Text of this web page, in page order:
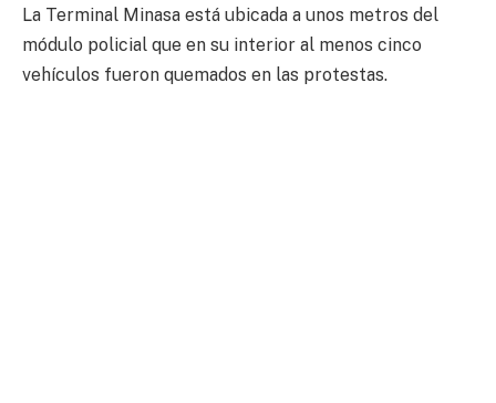
La Terminal Minasa está ubicada a unos metros del
módulo policial que en su interior al menos cinco
vehículos fueron quemados en las protestas.